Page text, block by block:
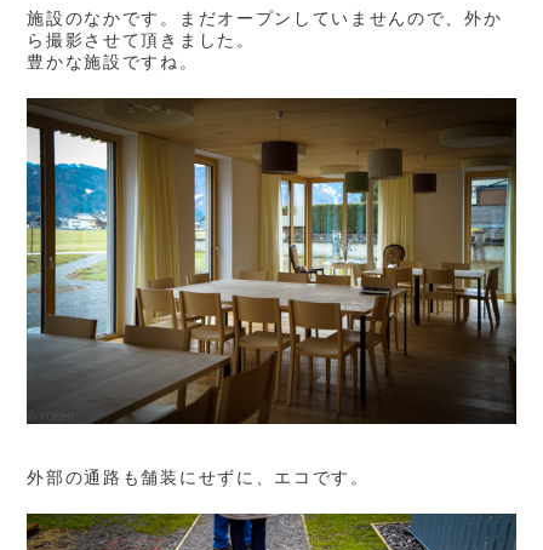
施設のなかです。まだオープンしていませんので、外か
ら撮影させて頂きました。
豊かな施設ですね。
外部の通路も舗装にせずに、エコです。